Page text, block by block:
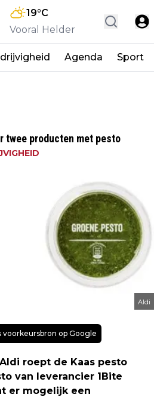
19°C
Vooral Helder
Agenda Sport
twee producten met pesto
Aldi
voorkeursbron op Google
roept de Kaas pesto
van leverancier 1Bite
er mogelijk een